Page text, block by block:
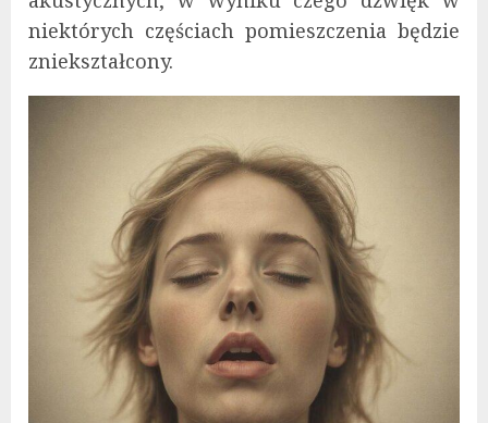
niektórych częściach pomieszczenia będzie
zniekształcony.